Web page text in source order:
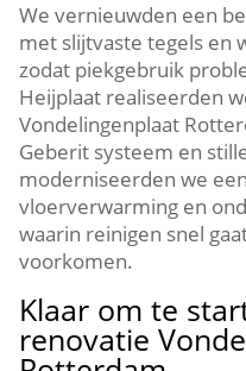
We vernieuwden een
met slijtvaste tegels en
zodat piekgebruik
Heijplaat realiseerden
Vondelingenplaat
Geberit systeem en
moderniseerden we
vloerverwarming en
waarin reinigen snel
voorkomen.​
Klaar om te
renovatie